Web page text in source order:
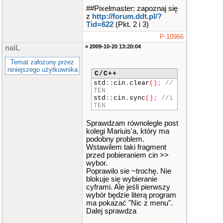
// menu programu
title( "Administ
rowanie forum DDT"
);
//
clrscr;
cout<<tablica_
3D[ 0 ][ 5 ];
textcolor( 11 ) ;
gotoxy
21 , ) ;
cout << tablica_
3D[ 0 ][ 0 ] << "\t"
2 ];
gotoxy( 21, 5 )
cout<<tablica_
3D[ 0 ] [ 1 ] << "\t"
<<tablica_3D[ 0 ][
3 ];
gotoxy
( 34, 6 );
cout <<tablica_
3D[ 0 ] [ 4 ];
cout<< "\n" <<
"\n";
// poczatek glow
##Pixelmaster: zapoznaj się
z http://forum.ddt.pl/?
Tid=622 (Pkt. 2 i 3)
P-10966
naiL
Temat założony przez
niniejszego użytkownika
» 2009-10-20 13:20:04
C/C++
std :: cin . clear () ;
//
TEN
std :: cin . sync () ;
//i
TEN
Sprawdzam równolegle post
kolegi Mariuis'a, który ma
podobny problem.
Wstawilem taki fragment
przed pobieraniem cin >>
wybor.
Poprawilo sie ~trochę. Nie
blokuje się wybieranie
cyframi. Ale jeśli pierwszy
wybór będzie literą program
ma pokazać "Nic z menu".
Dalej sprawdza